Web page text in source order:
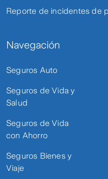
Reporte de incidentes de
Navegación
Seguros Auto
Seguros de Vida y
Salud
Seguros de Vida
con Ahorro
Seguros Bienes y
Viaje